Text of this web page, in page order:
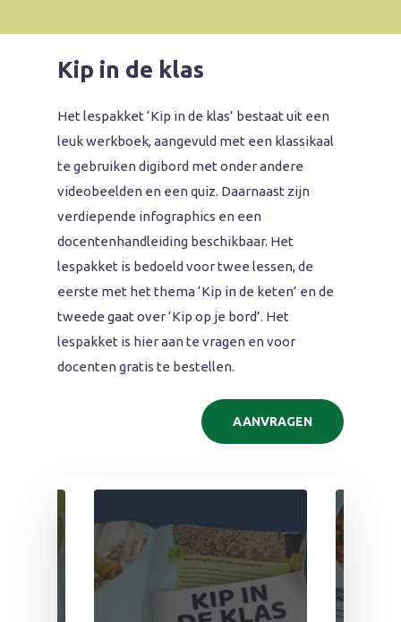
Kip in de klas
Het lespakket ‘Kip in de klas’ bestaat uit een
leuk werkboek, aangevuld met een klassikaal
te gebruiken digibord met onder andere
videobeelden en een quiz. Daarnaast zijn
verdiepende infographics en een
docentenhandleiding beschikbaar. Het
lespakket is bedoeld voor twee lessen, de
eerste met het thema ‘Kip in de keten’ en de
tweede gaat over ‘Kip op je bord’. Het
lespakket is hier aan te vragen en voor
docenten gratis te bestellen.
AANVRAGEN